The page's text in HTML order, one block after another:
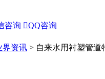
咨询 QQ咨询
界资讯 > 自来水用衬塑管道